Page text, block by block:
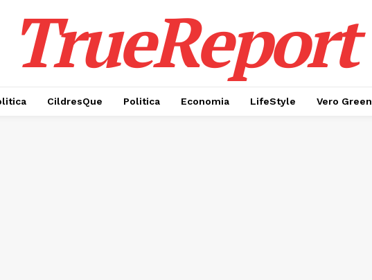
TrueReport
CildresQue Politica Economia LifeStyle Vero Green